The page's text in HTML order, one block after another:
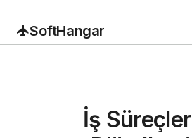
flightSoftHangar
İş